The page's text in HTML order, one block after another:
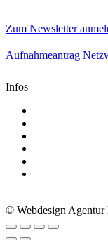
window
window
window
Zum Newsletter
Aufnahmeantrag
Infos
© Webdesign Agentur
Go
to